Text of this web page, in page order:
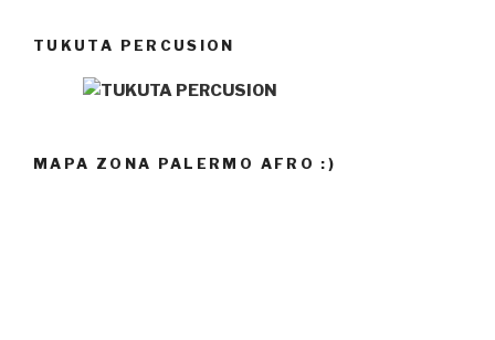
TUKUTA PERCUSION
MAPA ZONA PALERMO AFRO :)